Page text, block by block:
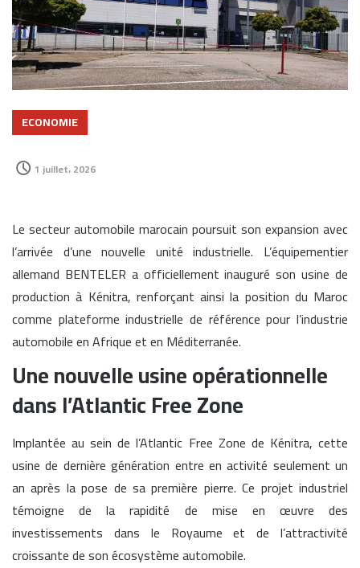
ECONOMIE
1 juillet، 2026
Le secteur automobile marocain poursuit son expansion avec
l’arrivée d’une nouvelle unité industrielle. L’équipementier
allemand BENTELER a officiellement inauguré son usine de
production à Kénitra, renforçant ainsi la position du Maroc
comme plateforme industrielle de référence pour l’industrie
automobile en Afrique et en Méditerranée.
Une nouvelle usine opérationnelle
dans l’Atlantic Free Zone
Implantée au sein de l’Atlantic Free Zone de Kénitra, cette
usine de dernière génération entre en activité seulement un
an après la pose de sa première pierre. Ce projet industriel
témoigne de la rapidité de mise en œuvre des
investissements dans le Royaume et de l’attractivité
croissante de son écosystème automobile.